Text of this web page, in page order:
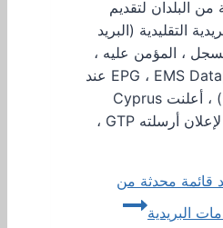
من البلدان لتقديم
التقليدية (البريد
، المؤمن عليه ،
طرود EPG ، EMS Datapost عند
توفيره ، إلخ) ، أعلنت Cyprus
Post. وفقًا لإعلان أرسلته GTP ،
قائمة محدثة من
البريدية